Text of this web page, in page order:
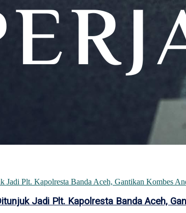
Jadi Plt. Kapolresta Banda Aceh,